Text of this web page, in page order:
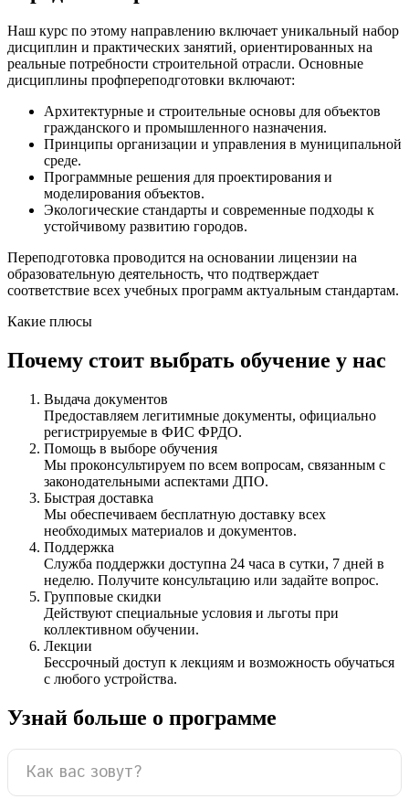
Наш курс по этому направлению включает уникальный набор
дисциплин и практических занятий, ориентированных на
реальные потребности строительной отрасли. Основные
дисциплины профпереподготовки включают:
Архитектурные и строительные основы для объектов
гражданского и промышленного назначения.
Принципы организации и управления в муниципальной
среде.
Программные решения для проектирования и
моделирования объектов.
Экологические стандарты и современные подходы к
устойчивому развитию городов.
Переподготовка проводится на основании лицензии на
образовательную деятельность, что подтверждает
соответствие всех учебных программ актуальным стандартам.
Какие плюсы
Почему стоит выбрать обучение у нас
Выдача документов
Предоставляем легитимные документы, официально
регистрируемые в ФИС ФРДО.
Помощь в выборе обучения
Мы проконсультируем по всем вопросам, связанным с
законодательными аспектами ДПО.
Быстрая доставка
Мы обеспечиваем бесплатную доставку всех
необходимых материалов и документов.
Поддержка
Служба поддержки доступна 24 часа в сутки, 7 дней в
неделю. Получите консультацию или задайте вопрос.
Групповые скидки
Действуют специальные условия и льготы при
коллективном обучении.
Лекции
Бессрочный доступ к лекциям и возможность обучаться
с любого устройства.
Узнай больше о программе